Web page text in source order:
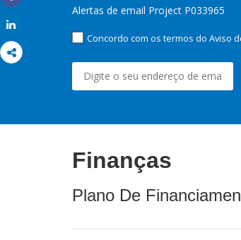
Share
Alertas de email Project P033965
Concordo com os termos do Aviso
Finanças
Plano De